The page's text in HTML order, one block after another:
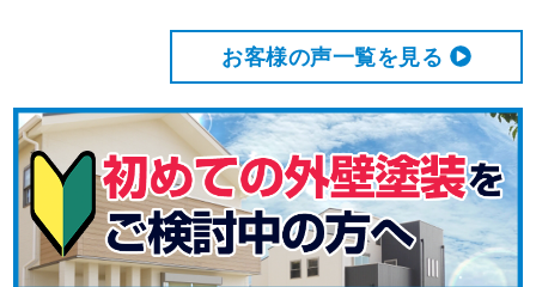
お客様の声⼀覧を⾒る